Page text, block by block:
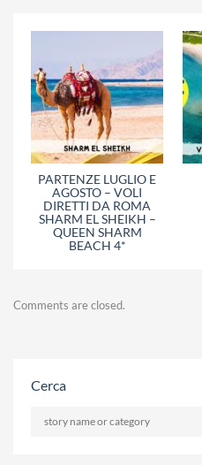
PARTENZE LUGLIO E
AGOSTO – VOLI
DIRETTI DA ROMA
SHARM EL SHEIKH –
QUEEN SHARM
BEACH 4*
Comments are closed.
Cerca